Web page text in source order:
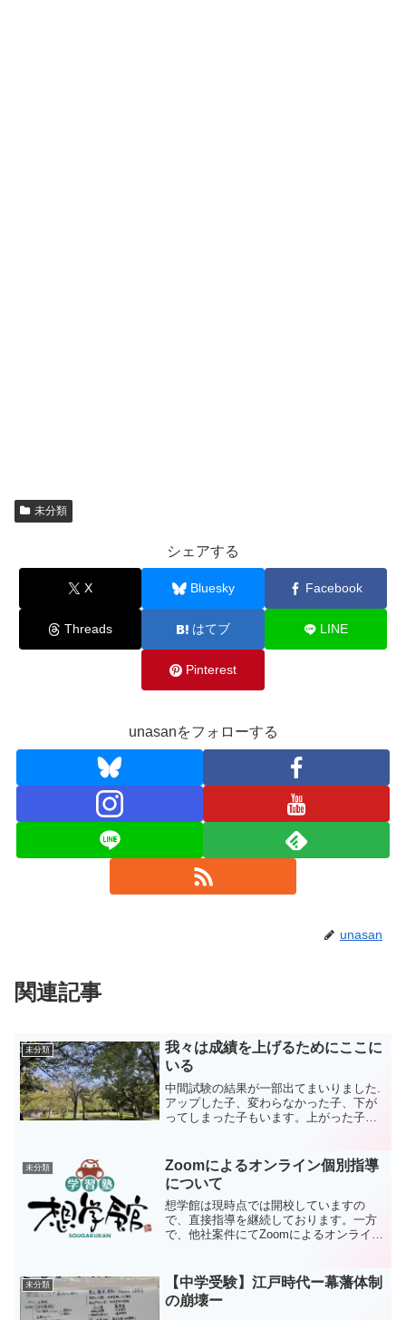
未分類
シェアする
X Bluesky Facebook
Threads はてブ LINE
Pinterest
unasanをフォローする
unasan
関連記事
未分類
我々は成績を上げるためにここに
いる
中間試験の結果が一部出てまいりました.
アップした子、変わらなかった子、下が
ってしまった子もいます。上がった子に
題は下がってしまった子です。これはも
う我々の責任であると考...
未分類
Zoomによるオンライン個別指導
について
想学館は現時点では開校していますの
で、直接指導を継続しております。一方
で、他社案件にてZoomによるオンライン
の7割くらいの効率だと感じています。3
割引の大半は手元が...
未分類
【中学受験】江戸時代ー幕藩体制
の崩壊ー